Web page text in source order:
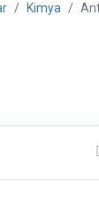
Kimya